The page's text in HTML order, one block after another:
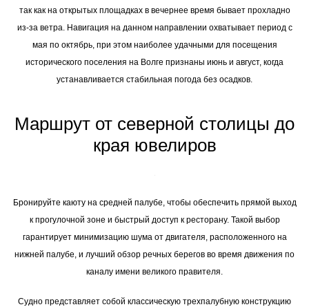
так как на открытых площадках в вечернее время бывает прохладно
из-за ветра. Навигация на данном направлении охватывает период с
мая по октябрь, при этом наиболее удачными для посещения
исторического поселения на Волге признаны июнь и август, когда
устанавливается стабильная погода без осадков.
Маршрут от северной столицы до
края ювелиров
Бронируйте каюту на средней палубе, чтобы обеспечить прямой выход
к прогулочной зоне и быстрый доступ к ресторану. Такой выбор
гарантирует минимизацию шума от двигателя, расположенного на
нижней палубе, и лучший обзор речных берегов во время движения по
каналу имени великого правителя.
Судно представляет собой классическую трехпалубную конструкцию